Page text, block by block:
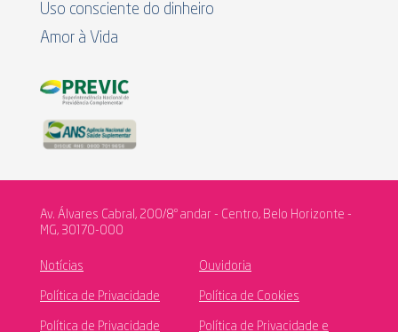
Uso consciente do dinheiro
Amor à Vida
Av. Álvares Cabral, 200/8º andar - Centro, Belo Horizonte -
MG, 30170-000
Notícias Ouvidoria
Política de Privacidade Política de Cookies
Política de Privacidade Política de Privacidade e